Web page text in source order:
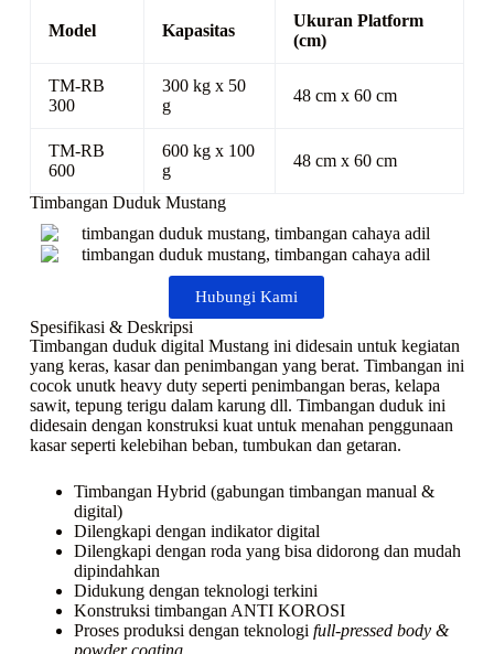
Model Kapasitas
Ukuran Platform
(cm)
TM-RB
300
300 kg x 50
g
48 cm x 60 cm
TM-RB
600
600 kg x 100
g
48 cm x 60 cm
Timbangan Duduk Mustang
Hubungi Kami
Spesifikasi & Deskripsi
Timbangan duduk digital Mustang ini didesain untuk kegiatan
yang keras, kasar dan penimbangan yang berat. Timbangan ini
cocok unutk heavy duty seperti penimbangan beras, kelapa
sawit, tepung terigu dalam karung dll. Timbangan duduk ini
didesain dengan konstruksi kuat untuk menahan penggunaan
kasar seperti kelebihan beban, tumbukan dan getaran.
Timbangan Hybrid (gabungan timbangan manual &
digital)
Dilengkapi dengan indikator digital
Dilengkapi dengan roda yang bisa didorong dan mudah
dipindahkan
Didukung dengan teknologi terkini
Konstruksi timbangan ANTI KOROSI
Proses produksi dengan teknologi full-pressed body &